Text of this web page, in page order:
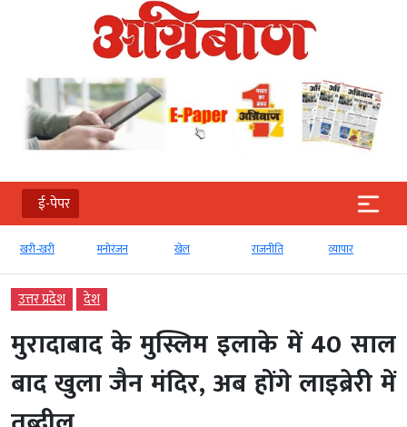
ई-पेपर
खरी-खरी मनोरंजन खेल राजनीति व्‍यापार
उत्तर प्रदेश देश
मुरादाबाद के मुस्लिम इलाके में 40 साल
बाद खुला जैन मंदिर, अब होंगे लाइब्रेरी में